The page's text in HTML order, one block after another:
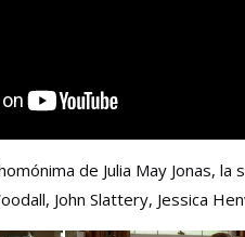
de Julia May Jonas,
John Slattery, Jessica